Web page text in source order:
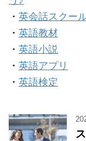
・ 英会話スクー
・ 英語教材
・ 英語小説
・ 英語アプリ
・ 英語検定